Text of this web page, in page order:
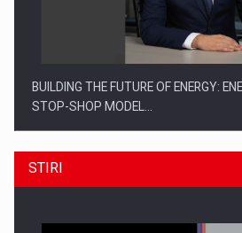
BUILDING THE FUTURE OF ENERGY:
STOP-SHOP MODEL…
STIRI